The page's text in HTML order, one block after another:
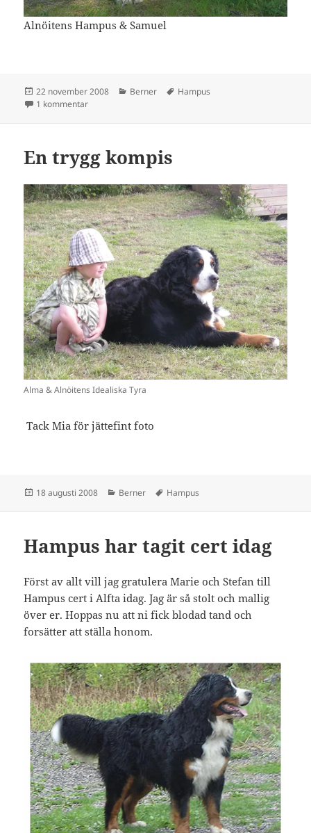
Alnöitens Hampus & Samuel
Postat
22 november 2008 Kategorier
Berner Taggar
Hampus
1 kommentartill Fina bilder har vi fått
En trygg kompis
Alma & Alnöitens Idealiska Tyra
Tack Mia för jättefint foto
Postat
18 augusti 2008 Kategorier
Berner Taggar
Hampus
Hampus har tagit cert idag
Först av allt vill jag gratulera Marie och Stefan till
Hampus cert i Alfta idag. Jag är så stolt och mallig
över er. Hoppas nu att ni fick blodad tand och
forsätter att ställa honom.